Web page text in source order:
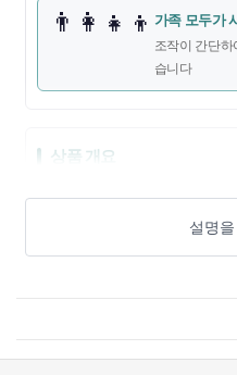
👨‍👩‍👧‍👦 가족 모두가
조작이 간단하
습니다
상품 개요
웨이브 플로어용 드라이 시트
는 드라이 타입 청소 시트입
으로 포착하여 매일 바닥 청
설명